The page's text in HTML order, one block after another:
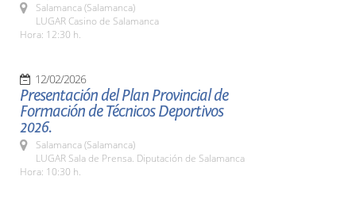
Salamanca (Salamanca)
LUGAR Casino de Salamanca
Hora: 12:30 h.
12/02/2026
Presentación del Plan Provincial de
Formación de Técnicos Deportivos
2026.
Salamanca (Salamanca)
LUGAR Sala de Prensa. Diputación de Salamanca
Hora: 10:30 h.